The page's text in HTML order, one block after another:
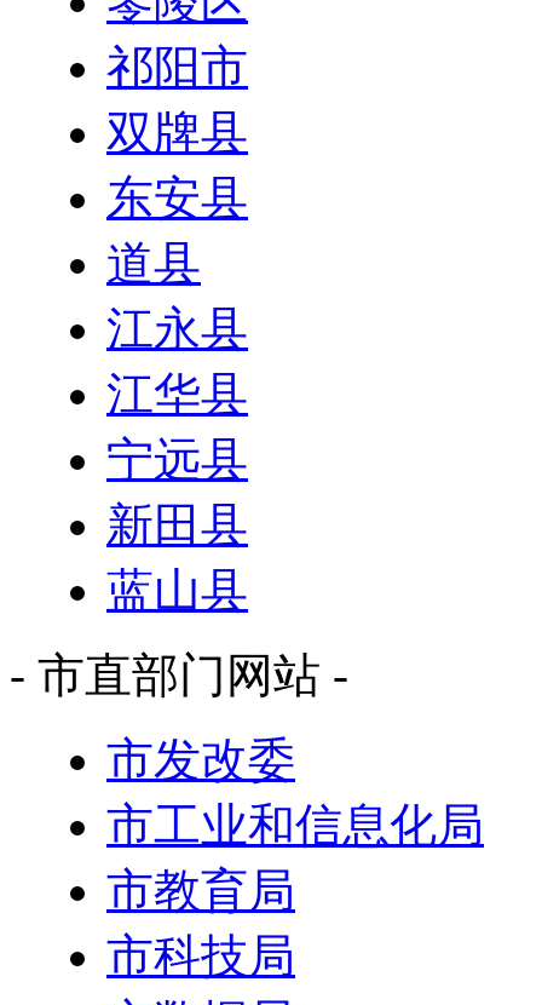
祁阳市
双牌县
东安县
道县
江永县
江华县
宁远县
新田县
蓝山县
- 市直部门网站 -
市发改委
市工业和信息化局
市教育局
市科技局